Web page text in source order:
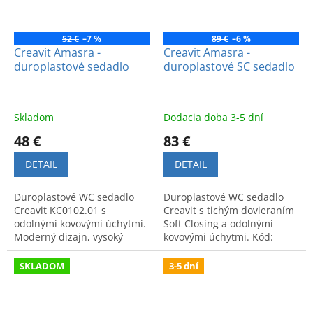
52 € –7 %
Creavit Amasra -
duroplastové sedadlo
Skladom
48 €
DETAIL
Duroplastové WC sedadlo
Creavit KC0102.01 s
odolnými kovovými úchytmi.
Moderný dizajn, vysoký
komfort a dlhá životnosť.
89 € –6 %
Creavit Amasra -
duroplastové SC sedadlo
Dodacia doba 3-5 dní
83 €
DETAIL
Duroplastové WC sedadlo
Creavit s tichým dovieraním
Soft Closing a odolnými
kovovými úchytmi. Kód:
KC0103.01.
SKLADOM 3-5 dní